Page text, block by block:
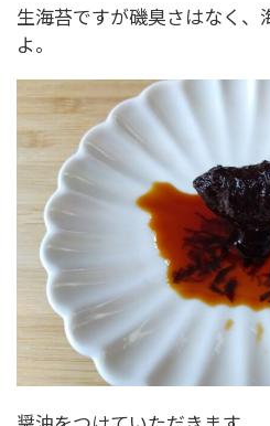
生海苔ですが磯臭さはなく、
よ。